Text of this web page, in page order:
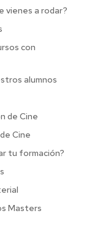
vienes a rodar?
con
alumnos
de Cine
Cine
tu formación?
Masters